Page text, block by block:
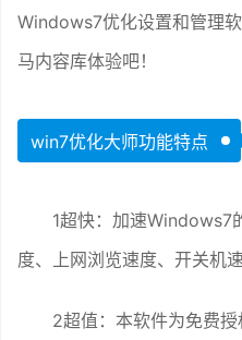
Windows7优化设置和管理
马内容库体验吧！
win7优化大师功能特点
1超快：加速Windows7
度、上网浏览速度、开关机速
2超值：本软件为免费